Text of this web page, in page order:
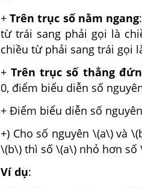
+Trên trục số nằm ngang
từ trái sang phải gọi là
chiều từ phải sang trái gọi
+Trên trục số thẳng
0, điểm biểu diễn số
+ Điểm biểu diễn số
+) Cho số nguyên \(a\) và
\(b\) thì số \(a\) nhỏ hơn số
Ví dụ: